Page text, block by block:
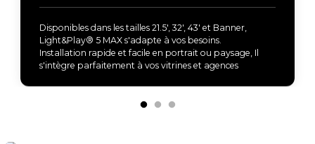
Disponibles dans les tailles 21.5', 32', 43' et Banner,
Light&Play® 5 MAX s'adapte à vos besoins.
Installation rapide et facile en portrait ou paysage, Il
s'intègre parfaitement à vos vitrines et agences